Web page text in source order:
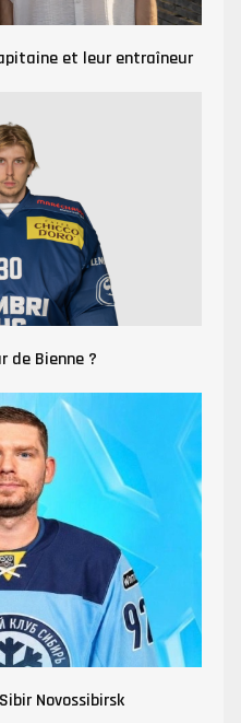
et leur entraîneur
de Bienne ?
Novossibirsk